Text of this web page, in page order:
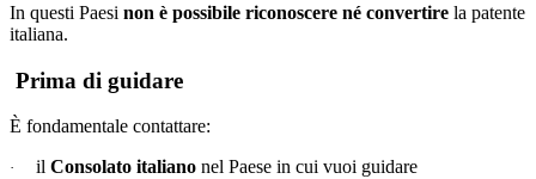
In questi Paesi non è possibile riconoscere né convertire la patente
italiana.
Prima di guidare
È fondamentale contattare:
· il Consolato italiano nel Paese in cui vuoi guidare